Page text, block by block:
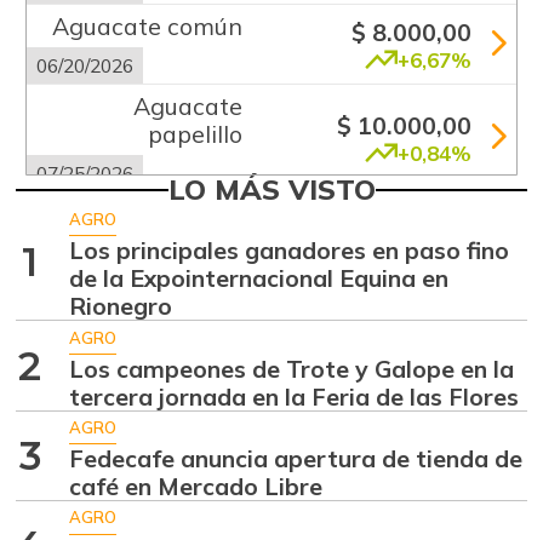
Aguacate común
06/20/2026
$ 8.000,00
+6,67%
Aguacate
papelillo
07/25/2026
$ 10.000,00
+0,84%
07/25/2026 -13,15%
Ajo
07/25/2026
$ 5.583,00
+2,76%
Ají dulce
01/17/2015
$ 3.801,00
+36,83%
Ají topito dulce
07/25/2026
$ 3.049,00
Alas de pollo sin
LO MÁS VISTO
1
AGRO
Los principales ganadores en paso fino
de la Expointernacional Equina en
Rionegro
2
AGRO
Los campeones de Trote y Galope en la
tercera jornada en la Feria de las Flores
3
AGRO
Fedecafe anuncia apertura de tienda de
café en Mercado Libre
AGRO